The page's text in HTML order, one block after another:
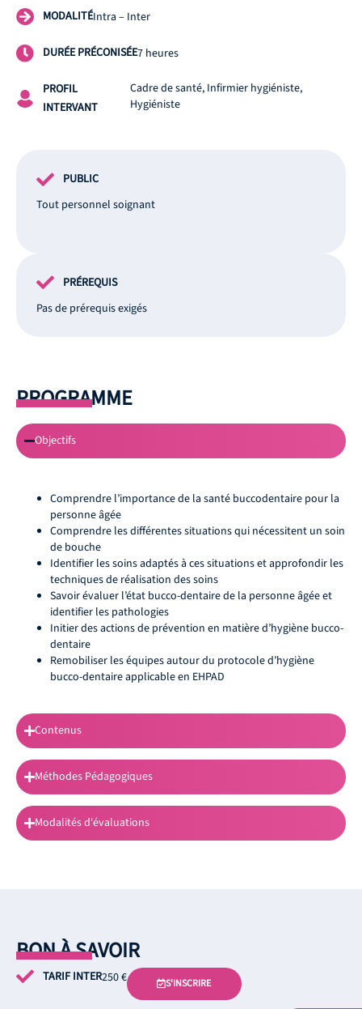
MODALITÉIntra – Inter
DURÉE PRÉCONISÉE7 heures
PROFIL
INTERVANT
Cadre de santé, Infirmier hygiéniste,
Hygiéniste
PUBLIC
Tout personnel soignant
PRÉREQUIS
Pas de prérequis exigés
PROGRAMME
Objectifs
Comprendre l’importance de la santé buccodentaire pour la
personne âgée
Comprendre les différentes situations qui nécessitent un soin
de bouche
Identifier les soins adaptés à ces situations et approfondir les
techniques de réalisation des soins
Savoir évaluer l’état bucco-dentaire de la personne âgée et
identifier les pathologies
Initier des actions de prévention en matière d’hygiène bucco-
dentaire
Remobiliser les équipes autour du protocole d’hygiène
bucco-dentaire applicable en EHPAD
Contenus
Méthodes Pédagogiques
Modalités d'évaluations
BON À SAVOIR
TARIF INTER250 € S'INSCRIRE